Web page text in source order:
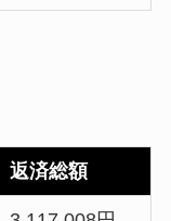
返済総額